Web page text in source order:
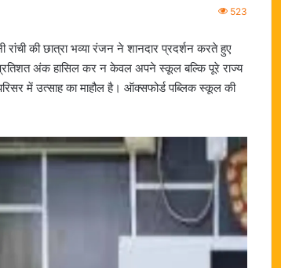
523
रांची की छात्रा भव्या रंजन ने शानदार प्रदर्शन करते हुए
अंक हासिल कर न केवल अपने स्कूल बल्कि पूरे राज्य
में उत्साह का माहौल है। ऑक्सफोर्ड पब्लिक स्कूल की